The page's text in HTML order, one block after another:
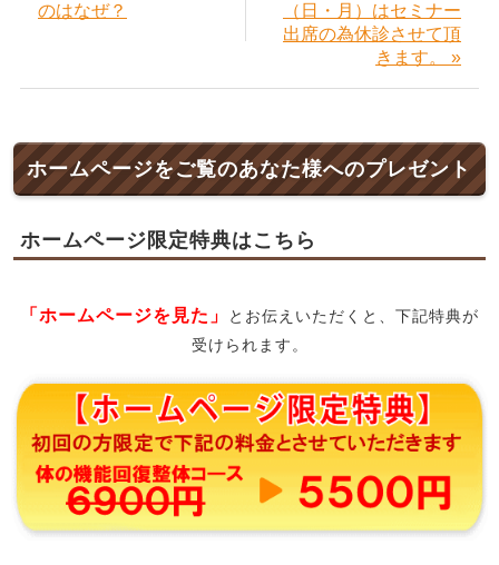
のはなぜ？
（日・月）はセミナー
出席の為休診させて頂
きます。 »
ホームページをご覧のあなた様へのプレゼント
ホームページ限定特典はこちら
「ホームページを見た」
とお伝えいただくと、下記特典が
受けられます。